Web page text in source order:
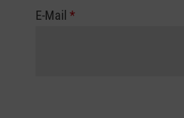
E-Mail *